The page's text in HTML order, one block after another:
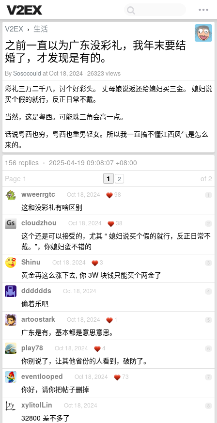
V2EX › 生活
之前一直以为广东没彩礼，我年末要结
婚了，才发现是有的。
BySosocould at Oct 18, 2024 · 26323 views
彩礼三万二千八，讨个好彩头。 丈母娘说返还给媳妇买三金。 媳妇说
买个假的就行，反正日常不戴。
当然，这是粤西。可能珠三角会高一点。
话说粤西也穷，粤西也重男轻女。所以我一直搞不懂江西风气是怎么
来的。
156 replies • 2025-04-19 09:08:07 +08:00
Page 1
of 2
1 2
1
wweerrgtc Oct 18, 2024 98
这和没彩礼有啥区别
2
cloudzhou Oct 18, 2024 38
这个还是可以接受的，尤其 “ 媳妇说买个假的就行，反正日常不
戴。”，你媳妇蛮不错的
3
Shinu Oct 18, 2024 3
黄金再这么涨下去, 你 3W 块钱只能买个两金了
4
dddddds Oct 18, 2024
偷着乐吧
5
artoostark Oct 18, 2024 1
广东是有，基本都是意思意思。
6
play78 Oct 18, 2024 4
你别说了，让其他省份的人看到，破防了。
7
eventlooped Oct 18, 2024 73
你好，请你把帖子删掉
8
xylitolLin Oct 18, 2024
32800 差不多了